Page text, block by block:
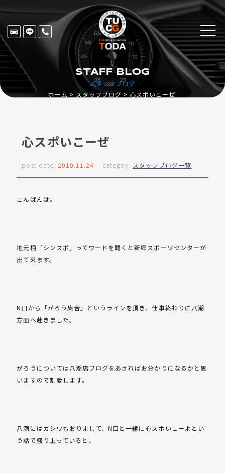
スタッフブログ
STAFF BLOG
ホーム スタッフブログ 心スポいこーぜ
心スポいこーぜ
post date: 2019.11.24 categoy: スタッフブログ一覧
こんばんは。
地元柄「シンスポ」ってワードを聞くと新郷スポーツセンターが
出て来ます。
N口から「がろう集合」というラインを頂き、仕事終わりに八潮
方面へ赴きました。
がろうについては八潮店ブログをあさればお分かりになるかと思
いますので割愛します。
八潮にはカシワもおりまして、N口と一緒に心スポいこーよとい
う話で盛り上っていると、